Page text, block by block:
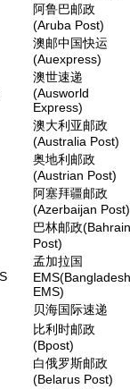
阿鲁巴邮政
(Aruba Post)
澳邮中国快运
(Auexpress)
澳世速递
(Ausworld
Express)
澳大利亚邮政
(Australia Post)
奥地利邮政
(Austrian Post)
阿塞拜疆邮政
(Azerbaijan Post)
巴林邮政(Bahrain
Post)
孟加拉国
EMS(Bangladesh
EMS)
贝海国际速递
比利时邮政
(Bpost)
白俄罗斯邮政
(Belarus Post)